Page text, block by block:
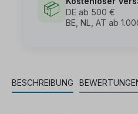
📦
DE ab 500 €
BE, NL, AT ab
BESCHREIBUNG